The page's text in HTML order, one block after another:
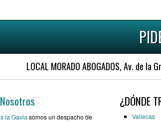
LOCAL MORADO ABOGADOS, Av. de
la Gavia somos un despacho de
¿DÓNDE
Vallecas